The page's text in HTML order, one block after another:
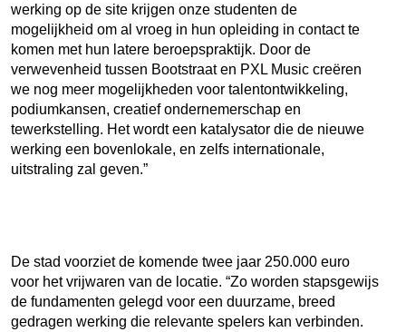
werking op de site krijgen onze studenten de
mogelijkheid om al vroeg in hun opleiding in contact te
komen met hun latere beroepspraktijk. Door de
verwevenheid tussen Bootstraat en PXL Music creëren
we nog meer mogelijkheden voor talentontwikkeling,
podiumkansen, creatief ondernemerschap en
tewerkstelling. Het wordt een katalysator die de nieuwe
werking een bovenlokale, en zelfs internationale,
uitstraling zal geven.”
De stad voorziet de komende twee jaar 250.000 euro
voor het vrijwaren van de locatie. “Zo worden stapsgewijs
de fundamenten gelegd voor een duurzame, breed
gedragen werking die relevante spelers kan verbinden.